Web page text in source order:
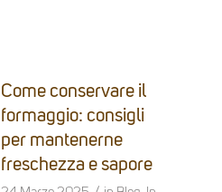
Come conservare il
formaggio: consigli
per mantenerne
freschezza e sapore